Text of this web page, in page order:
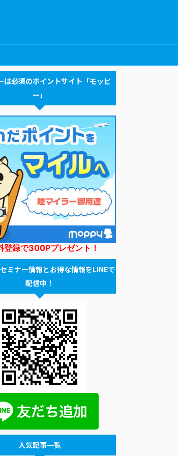
は必須のポイントサイト「モッピ
ー」
登録で300Pプレゼント！
ミナー情報とお得な情報をLINEで
配信中！
人気記事一覧